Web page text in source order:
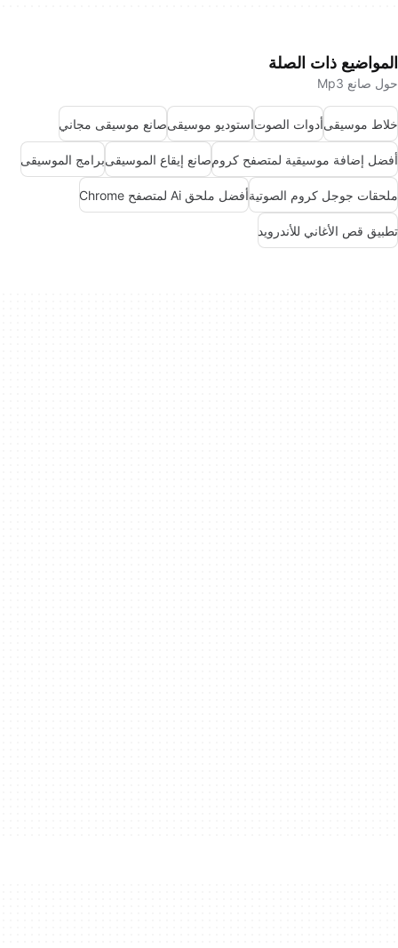
المواضيع ذات الصلة
حول صانع Mp3
خلاط موسيقىأدوات الصوتاستوديو موسيقىصانع موسيقى مجاني
أفضل إضافة موسيقية لمتصفح كرومصانع إيقاع الموسيقىبرامج الموسيقى
ملحقات جوجل كروم الصوتيةأفضل ملحق Ai لمتصفح Chrome
تطبيق قص الأغاني للأندرويد